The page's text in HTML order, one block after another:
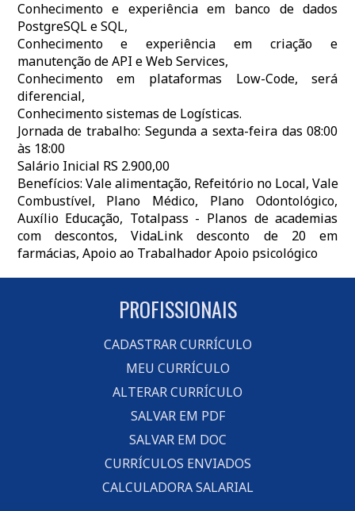
Conhecimento e experiência em banco de dados
PostgreSQL e SQL,
Conhecimento e experiência em criação e
manutenção de API e Web Services,
Conhecimento em plataformas Low-Code, será
diferencial,
Conhecimento sistemas de Logísticas.
Jornada de trabalho: Segunda a sexta-feira das 08:00
às 18:00
Salário Inicial RS 2.900,00
Benefícios: Vale alimentação, Refeitório no Local, Vale
Combustível, Plano Médico, Plano Odontológico,
Auxílio Educação, Totalpass - Planos de academias
com descontos, VidaLink desconto de 20 em
farmácias, Apoio ao Trabalhador Apoio psicológico
PROFISSIONAIS
CADASTRAR CURRÍCULO
MEU CURRÍCULO
ALTERAR CURRÍCULO
SALVAR EM PDF
SALVAR EM DOC
CURRÍCULOS ENVIADOS
CALCULADORA SALARIAL